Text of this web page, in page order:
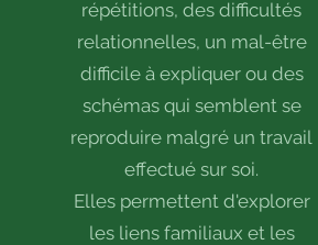
répétitions, des difficultés
relationnelles, un mal-être
difficile à expliquer ou des
schémas qui semblent se
reproduire malgré un travail
effectué sur soi.
Elles permettent d'explorer
les liens familiaux et les